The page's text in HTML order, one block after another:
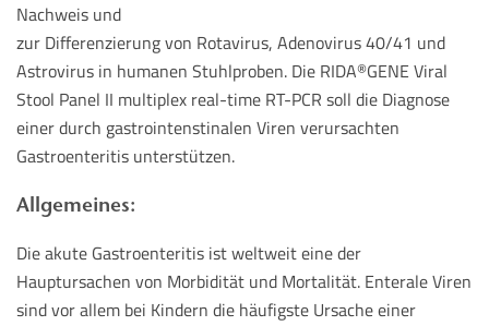
Nachweis und
zur Differenzierung von Rotavirus, Adenovirus 40/41 und
Astrovirus in humanen Stuhlproben. Die RIDA®GENE Viral
Stool Panel II multiplex real-time RT-PCR soll die Diagnose
einer durch gastrointenstinalen Viren verursachten
Gastroenteritis unterstützen.
Allgemeines:
Die akute Gastroenteritis ist weltweit eine der
Hauptursachen von Morbidität und Mortalität. Enterale Viren
sind vor allem bei Kindern die häufigste Ursache einer